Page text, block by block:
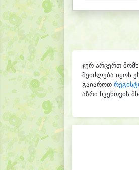
ჯერ არცერთ
შეიძლება იყოს
გაიაროთ
აზრი ჩვენთვის